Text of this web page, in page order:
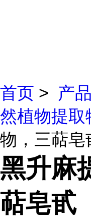
首页 > 产
然植物提取
物，三萜皂
黑升麻
萜皂甙